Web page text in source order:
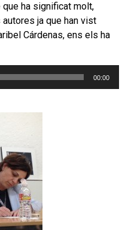
ha significat molt,
ja que han vist
Cárdenas, ens els ha
00:00